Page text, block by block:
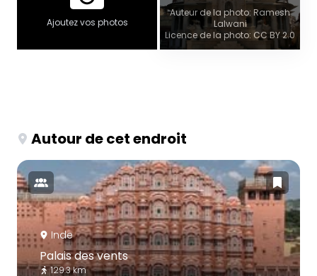
Ajoutez vos photos
Auteur de la photo: Ramesh
Lalwani
Licence de la photo: CC BY 2.0
Autour de cet endroit
Inde
Palais des vents
129.3 km